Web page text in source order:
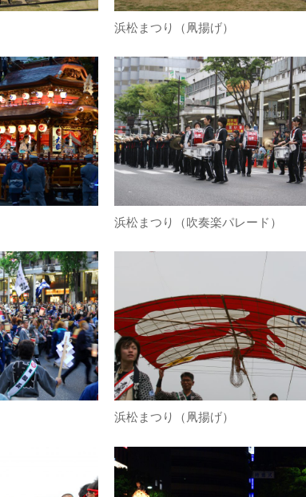
浜松まつり（凧揚げ）
浜松まつり（吹奏楽パレード）
浜松まつり（凧揚げ）